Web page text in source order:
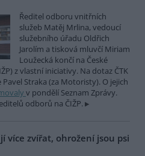
Ředitel odboru vnitřních
služeb Matěj Mrlina, vedoucí
služebního úřadu Oldřich
Jarolím a tisková mluvčí Miriam
Loužecká končí na České
z vlastní iniciativy. Na dotaz ČTK
Straka (za Motoristy). O jejich
v pondělí Seznam Zprávy.
odborů na ČIŽP.
více zvířat, ohrožení jsou psi